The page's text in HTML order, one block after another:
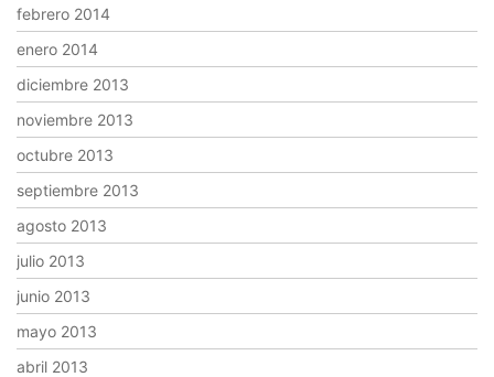
febrero 2014
enero 2014
diciembre 2013
noviembre 2013
octubre 2013
septiembre 2013
agosto 2013
julio 2013
junio 2013
mayo 2013
abril 2013